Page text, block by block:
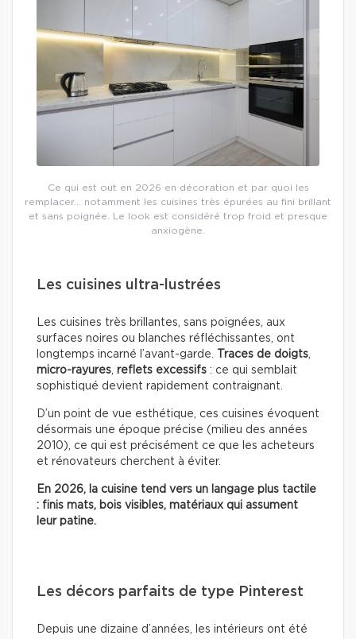
Ce qui est out en 2026 en décoration et par quoi les
remplacer… notamment les cuisines très épurées au fini brillant
et sans poignée. Le look est considéré trop froid et presque
anxiogène.
Les cuisines ultra-lustrées
Les cuisines très brillantes, sans poignées, aux
surfaces noires ou blanches réfléchissantes, ont
longtemps incarné l’avant-garde.
Traces de doigts,
micro-rayures, reflets excessifs : ce qui semblait
sophistiqué devient rapidement contraignant.
D’un point de vue esthétique, ces cuisines évoquent
désormais une époque précise (milieu des années
2010), ce qui est précisément ce que les acheteurs
et rénovateurs cherchent à éviter.
En 2026, la cuisine tend vers un langage plus tactile
: finis mats, bois visibles, matériaux qui assument
leur patine.
Les décors parfaits de type Pinterest
Depuis une dizaine d’années, les intérieurs ont été